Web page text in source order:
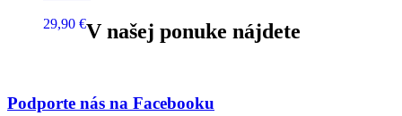
29,90 €V našej ponuke nájdete
Podporte nás na Facebooku